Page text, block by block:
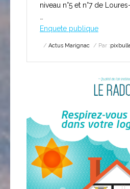
niveau n°5 et n°7 de
Enquete publique
Actus Marignac Par :